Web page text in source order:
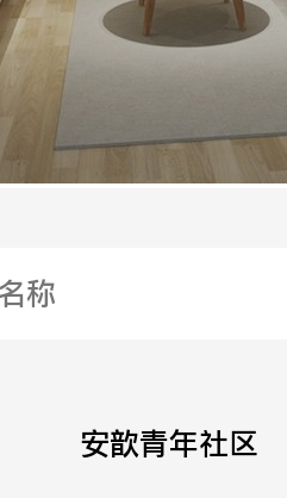
安歆青年社区